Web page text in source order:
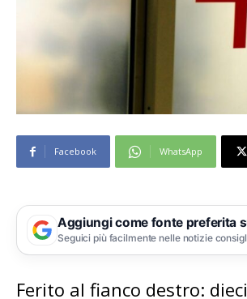
Facebook WhatsApp
Aggiungi come fonte preferita
Seguici più facilmente nelle notizie
Ferito al fianco destro: